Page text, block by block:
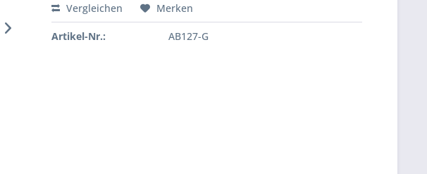
Vergleichen Merken
Artikel-Nr.: AB127-G